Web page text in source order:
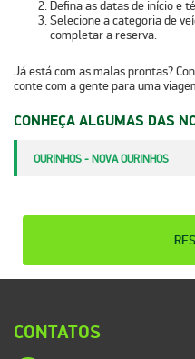
Defina as datas de início e
Selecione a categoria de
completar a reserva.
Já está com as malas prontas?
conte com a gente para uma
CONHEÇA ALGUMAS DAS
OURINHOS - NOVA OURINHOS
CONTATOS